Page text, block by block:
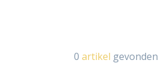
0 artikel gevonden